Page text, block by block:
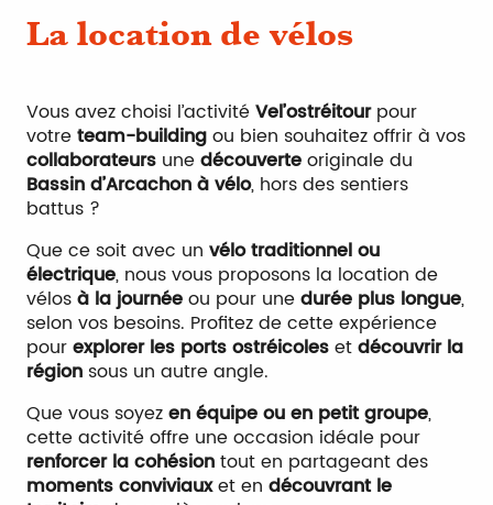
trottinettes électriques
La location de vélos
Vous avez choisi l’activitéVel’ostréitourpour
votreteam-buildingou bien souhaitez offrir à vos
collaborateurs unedécouverteoriginale du
Bassin d’Arcachon à vélo, hors des sentiers
battus ?
Que ce soit avec un vélo traditionnel ou
électrique, nous vous proposons la location de
vélosà la journéeou pour unedurée plus longue,
selon vos besoins. Profitez de cette expérience
pourexplorer les ports ostréicolesetdécouvrir la
région sous un autre angle.
Que vous soyezen équipe ou en petit groupe,
cette activité offre une occasion idéale pour
renforcer la cohésiontout en partageant des
moments conviviauxet en découvrant le